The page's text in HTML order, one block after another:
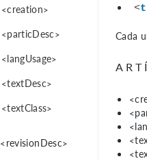
<creation>
<particDesc>
<langUsage>
<textDesc>
<textClass>
<revisionDesc>
<
Cada